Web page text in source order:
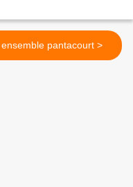
ensemble pantacourt >